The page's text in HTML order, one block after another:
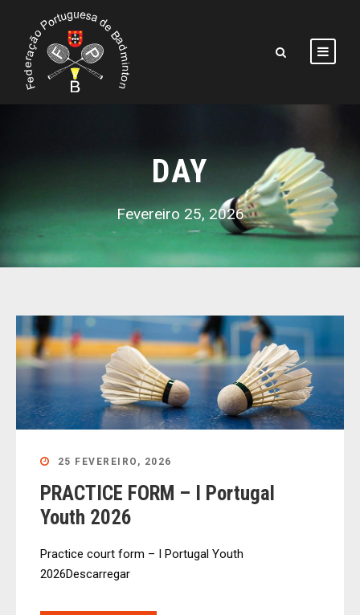
DAY
Fevereiro 25, 2026
25 FEVEREIRO, 2026
PRACTICE FORM – I Portugal
Youth 2026
Practice court form – I Portugal Youth
2026Descarregar